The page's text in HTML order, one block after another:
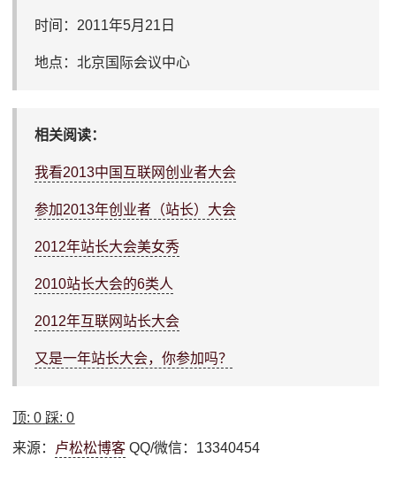
时间：2011年5月21日
地点：北京国际会议中心
相关阅读：
我看2013中国互联网创业者大会
参加2013年创业者（站长）大会
2012年站长大会美女秀
2010站长大会的6类人
2012年互联网站长大会
又是一年站长大会，你参加吗？
顶:0 踩:0
来源： 卢松松博客 QQ/微信：13340454